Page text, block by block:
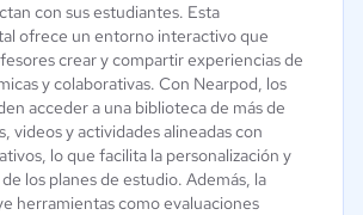
con sus estudiantes. Esta
ofrece un entorno interactivo que
crear y compartir experiencias de
y colaborativas. Con Nearpod, los
acceder a una biblioteca de más de
videos y actividades alineadas con
lo que facilita la personalización y
los planes de estudio. Además, la
herramientas como evaluaciones